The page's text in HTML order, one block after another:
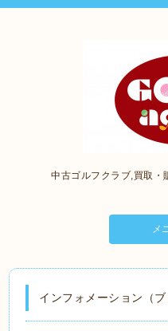
中古ゴルフクラブ,買取・
メ
インフォメーション（ブ